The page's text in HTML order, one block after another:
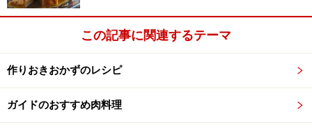
の食卓】
人気ミステリー・検屍官ケイ・スカッペータシリーズに
※記事内容は執筆時点のものです。最新の内容をご確認くださ
い。
※衛生面および保存状態に起因して食中毒や体調不良を引き起こ
この記事に関連するテーマ
作りおきおかずのレシピ
ガイドのおすすめ肉料理